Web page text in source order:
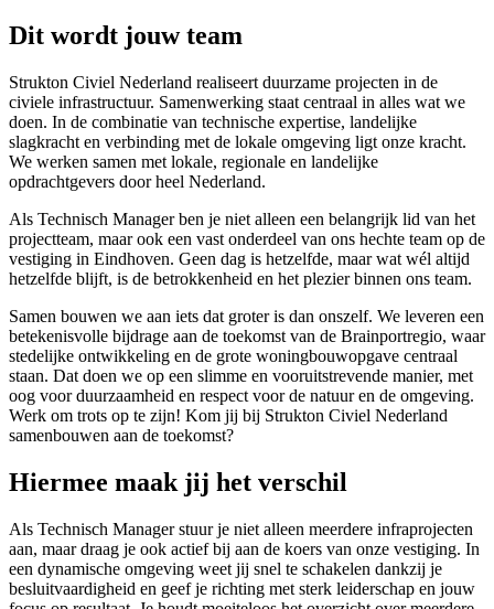
Dit wordt jouw team
Strukton Civiel Nederland realiseert duurzame projecten in de
civiele infrastructuur. Samenwerking staat centraal in alles wat we
doen. In de combinatie van technische expertise, landelijke
slagkracht en verbinding met de lokale omgeving ligt onze kracht.
We werken samen met lokale, regionale en landelijke
opdrachtgevers door heel Nederland.
Als Technisch Manager ben je niet alleen een belangrijk lid van het
projectteam, maar ook een vast onderdeel van ons hechte team op de
vestiging in Eindhoven. Geen dag is hetzelfde, maar wat wél altijd
hetzelfde blijft, is de betrokkenheid en het plezier binnen ons team.
Samen bouwen we aan iets dat groter is dan onszelf. We leveren een
betekenisvolle bijdrage aan de toekomst van de Brainportregio, waar
stedelijke ontwikkeling en de grote woningbouwopgave centraal
staan. Dat doen we op een slimme en vooruitstrevende manier, met
oog voor duurzaamheid en respect voor de natuur en de omgeving.
Werk om trots op te zijn! Kom jij bij Strukton Civiel Nederland
samenbouwen aan de toekomst?
Hiermee maak jij het verschil
Als Technisch Manager stuur je niet alleen meerdere infraprojecten
aan, maar draag je ook actief bij aan de koers van onze vestiging. In
een dynamische omgeving weet jij snel te schakelen dankzij je
besluitvaardigheid en geef je richting met sterk leiderschap en jouw